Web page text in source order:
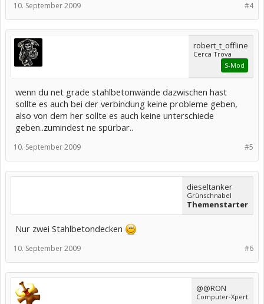
#4
10. September 2009
robert_t_offline
Cerca Trova
S-Mod
wenn du net grade stahlbetonwände dazwischen hast
sollte es auch bei der verbindung keine probleme geben,
also von dem her sollte es auch keine unterschiede
geben..zumindest ne spürbar..
#5
10. September 2009
dieseltanker
Grünschnabel
Themenstarter
Nur zwei Stahlbetondecken
#6
10. September 2009
@@RON
Computer-Xpert